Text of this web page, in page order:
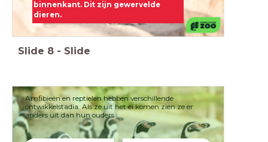
binnenkant. Dit zijn gewervelde
dieren.
Slide 8 - Slide
Amfibieën en reptielen hebben verschillende
ontwikkelstadia. Als ze uit het ei komen zien ze er
anders uit dan hun ouders